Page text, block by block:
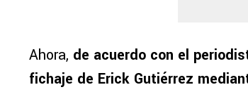
Ahora, de acuerdo con el
fichaje de Erick Gutiérrez